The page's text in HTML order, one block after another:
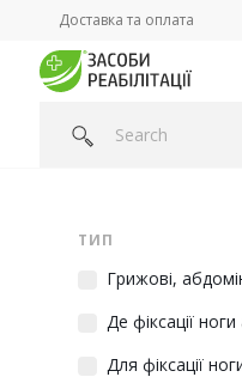
Доставка та оплата
Головна/Категорії
ТИП
Грижові,
Де фіксації
Для фіксації